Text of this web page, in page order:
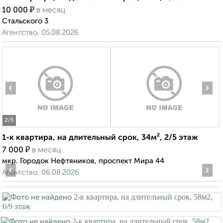
10 000 ₽ в месяц
Стальского 3
Агентство, 05.08.2026
2/5
‹ ›
1-к квартира, на длительный срок, 34м², 2/5 этаж
7 000 ₽ в месяц
мкр. Городок Нефтяников, проспект Мира 44
Агентство, 06.08.2026
‹ ›